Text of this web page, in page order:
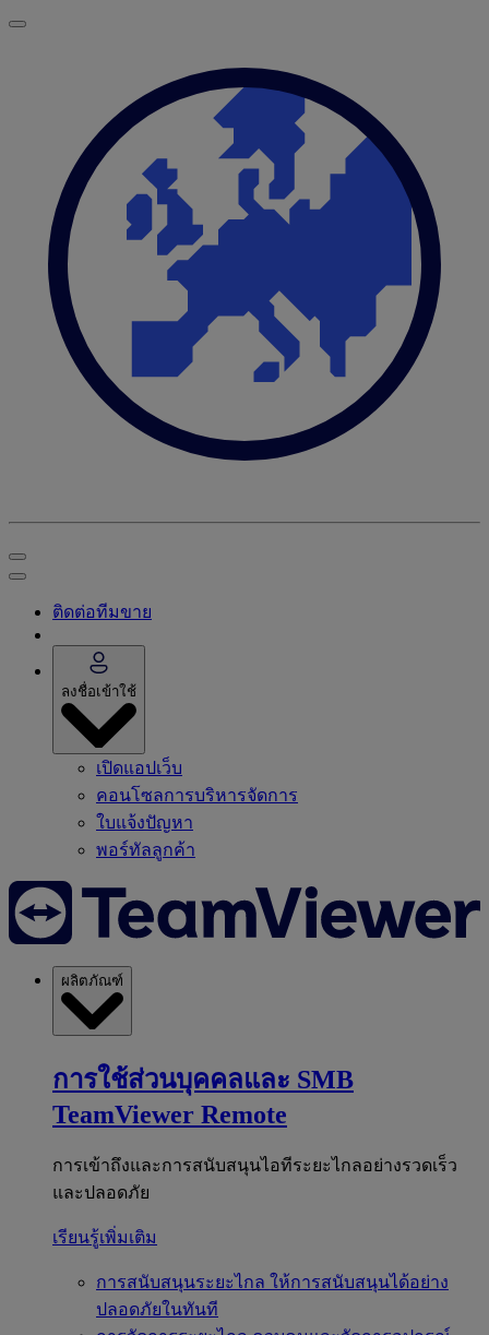
ติดต่อทีมขาย
ลงชื่อเข้าใช้
เปิดแอปเว็บ
คอนโซลการบริหารจัดการ
ใบแจ้งปัญหา
พอร์ทัลลูกค้า
ผลิตภัณฑ์
การใช้ส่วนบุคคลและ SMB
TeamViewer Remote
การเข้าถึงและการสนับสนุนไอทีระยะไกลอย่างรวดเร็ว
และปลอดภัย
เรียนรู้เพิ่มเติม
การสนับสนุนระยะไกล ให้การสนับสนุนได้อย่าง
ปลอดภัยในทันที